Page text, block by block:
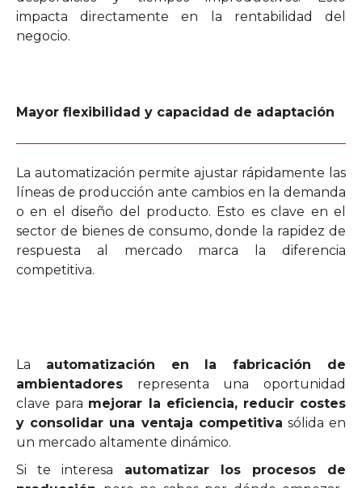
impacta directamente en la rentabilidad del
negocio.
Mayor flexibilidad y capacidad de adaptación
La automatización permite ajustar rápidamente las
líneas de producción ante cambios en la demanda
o en el diseño del producto. Esto es clave en el
sector de bienes de consumo, donde la rapidez de
respuesta al mercado marca la diferencia
competitiva.
La automatización en la fabricación de
ambientadores representa una oportunidad
clave para mejorar la eficiencia, reducir costes
y consolidar una ventaja competitiva sólida en
un mercado altamente dinámico.
Si te interesa automatizar los procesos de